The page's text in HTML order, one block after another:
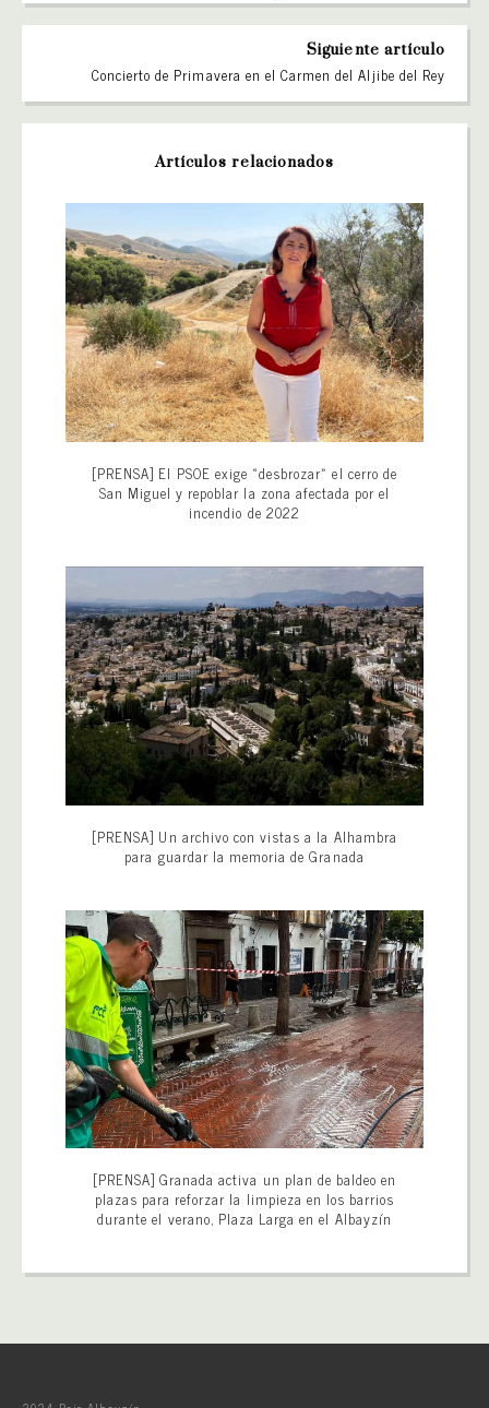
Siguiente artículo
Concierto de Primavera en el Carmen del Aljibe del Rey
Artículos relacionados
[PRENSA] El PSOE exige «desbrozar» el cerro de
San Miguel y repoblar la zona afectada por el
incendio de 2022
[PRENSA] Un archivo con vistas a la Alhambra
para guardar la memoria de Granada
[PRENSA] Granada activa un plan de baldeo en
plazas para reforzar la limpieza en los barrios
durante el verano, Plaza Larga en el Albayzín